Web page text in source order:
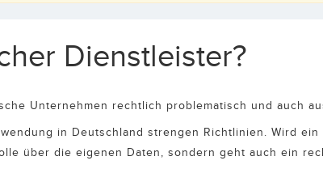
Dienstleister?
Unternehmen rechtlich problematisch und auch
in Deutschland strengen Richtlinien. Wird
über die eigenen Daten, sondern geht auch ein